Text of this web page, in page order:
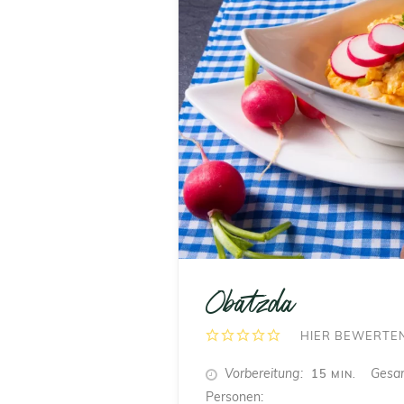
Obatzda
HIER
Vorbereitung 15 MINUTEN
MIN.
Personen: